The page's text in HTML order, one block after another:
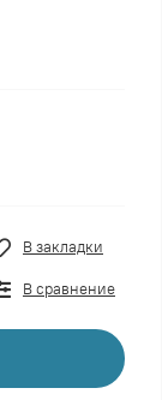
В закладки
В сравнение